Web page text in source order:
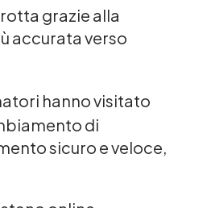
grazie alla
accurata verso
hanno visitato
di
sicuro e veloce,